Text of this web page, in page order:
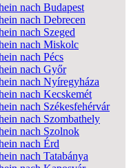
nach Budapest
nach Debrecen
nach Szeged
nach Miskolc
nach Pécs
nach Győr
nach Nyíregyháza
nach Kecskemét
nach Székesfehérvár
nach Szombathely
nach Szolnok
nach Érd
nach Tatabánya